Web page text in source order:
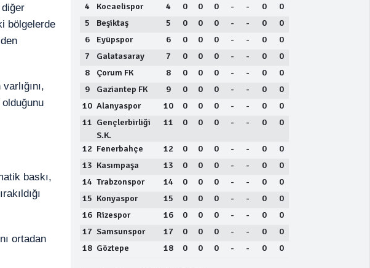
bölgelerde
baskı,
ortadan
4
Kocaelispor 4 0 0 0 - - 0
0
5
Beşiktaş 5 0 0 0 - - 0
0
6
Eyüpspor 6 0 0 0 - - 0
0
7
Galatasaray 7 0 0 0 - - 0
0
8
Çorum FK 8 0 0 0 - - 0
0
9
Gaziantep FK 9 0 0 0 - - 0
0
10 Alanyaspor 10 0 0 0 - - 0
0
11 Gençlerbirliği
S.K.
11 0 0 0 - - 0 0
12 Fenerbahçe 12 0 0 0 - - 0
0
13 Kasımpaşa 13 0 0 0 - - 0
0
14 Trabzonspor 14 0 0 0 - - 0
0
15 Konyaspor 15 0 0 0 - - 0
0
16 Rizespor 16 0 0 0 - - 0
0
17 Samsunspor 17 0 0 0 - - 0
0
18 Göztepe 18 0 0 0 - - 0 0